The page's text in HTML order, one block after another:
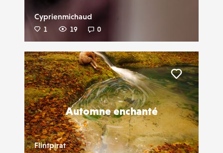
Cyprienmichaud
1 19 0
Automne enchanté
Flintpirat
Liker